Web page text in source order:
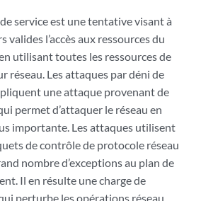
service est une tentative visant à
l’accès aux ressources du
utilisant toutes les ressources de
réseau. Les attaques par déni de
une attaque provenant de
permet d’attaquer le réseau en
importante. Les attaques utilisent
de contrôle de protocole réseau
nombre d’exceptions au plan de
Il en résulte une charge de
perturbe les opérations réseau